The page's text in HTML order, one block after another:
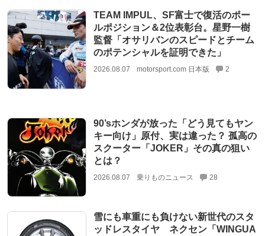
TEAM IMPUL、SF富士で復活のポー
ルポジション＆2位表彰台。星野一樹
監督「オサリバンのスピードとチーム
のポテンシャルを証明できた」
2026.08.07 motorsport.com 日本版 2
90’sホンダが放った「どう見てもヤン
キー向け」原付、実は違った？ 孤高の
スクーター「JOKER」その真の狙い
とは？
2026.08.07 乗りものニュース 28
雪にも車重にも負けない新世代のスタ
ッドレスタイヤ ネクセン「WINGUA